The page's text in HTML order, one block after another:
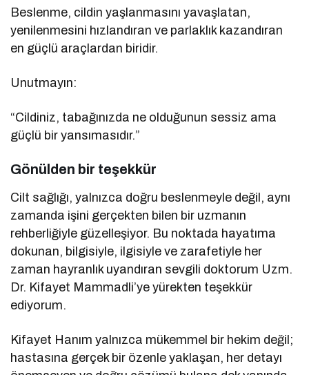
Beslenme, cildin yaşlanmasını yavaşlatan,
yenilenmesini hızlandıran ve parlaklık kazandıran
en güçlü araçlardan biridir.
Unutmayın:
“Cildiniz, tabağınızda ne olduğunun sessiz ama
güçlü bir yansımasıdır.”
Gönülden bir teşekkür
Cilt sağlığı, yalnızca doğru beslenmeyle değil, aynı
zamanda işini gerçekten bilen bir uzmanın
rehberliğiyle güzelleşiyor. Bu noktada hayatıma
dokunan, bilgisiyle, ilgisiyle ve zarafetiyle her
zaman hayranlık uyandıran sevgili doktorum Uzm.
Dr. Kifayet Mammadli’ye yürekten teşekkür
ediyorum.
Kifayet Hanım yalnızca mükemmel bir hekim değil;
hastasına gerçek bir özenle yaklaşan, her detayı